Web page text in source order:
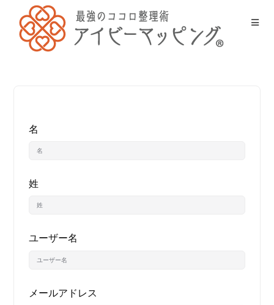
名
姓
ユーザー名
メールアドレス